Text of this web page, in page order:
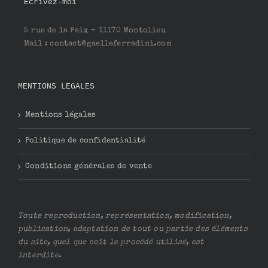
Ecrivez-moi
5 rue de la Paix – 11170 Montolieu
Mail : contact@gaelleferradini.com
MENTIONS LEGALES
Mentions légales
Politique de confidentialité
Conditions générales de vente
Toute reproduction, représentation, modification,
publication, adaptation de tout ou partie des éléments
du site, quel que soit le procédé utilisé, est
interdite.